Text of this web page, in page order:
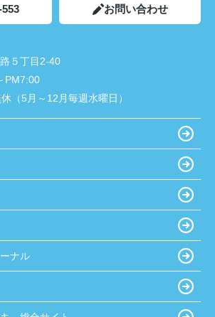
お問い合わせ
５丁目2-40
PM7:00
（5月～12月毎週水曜日）
ナル